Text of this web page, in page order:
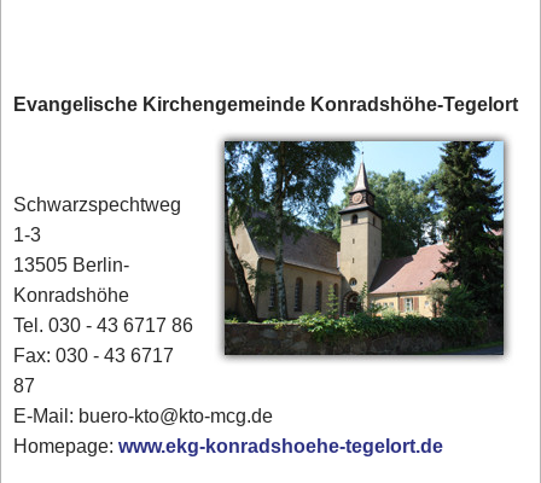
Evangelische Kirchengemeinde Konradshöhe-Tegelort
Schwarzspechtweg
1-3
13505 Berlin-
Konradshöhe
Tel. 030 - 43 6717 86
Fax: 030 - 43 6717
87
E-Mail: buero-kto@kto-mcg.de
Homepage:www.ekg-konradshoehe-tegelort.de